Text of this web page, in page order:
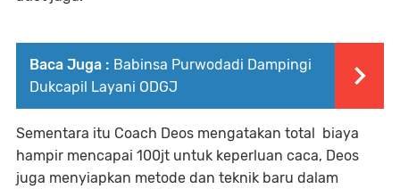
Baca Juga : Babinsa Purwodadi Dampingi
Dukcapil Layani ODGJ
Sementara itu Coach Deos mengatakan total biaya
hampir mencapai 100jt untuk keperluan caca, Deos
juga menyiapkan metode dan teknik baru dalam